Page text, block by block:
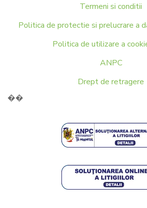
Termeni si conditii
Politica de protectie si prelucrare a
Politica de utilizare a
ANPC
Drept de retragere
��